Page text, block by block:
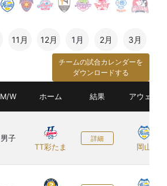
11月 12月 1月 2月 3月
チームの試合カレンダーを
ダウンロードする
M/W ホーム 結果 アウェイ
男子
TT彩たま
詳細
岡山